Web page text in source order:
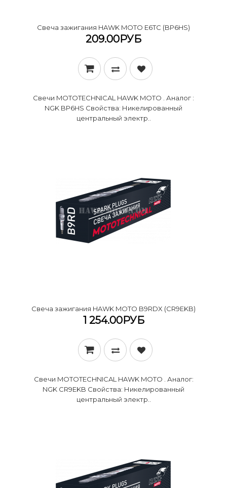
Cвеча зажигания HAWK MOTO E6TC (BP6HS)
209.00РУБ
Свечи MOTOTECHNICAL HAWK MOTO . Аналог :
NGK BP6HS Свойства: Никелированный
центральный электр..
Cвеча зажигания HAWK MOTO B9RDX (CR9EKB)
1 254.00РУБ
Свечи MOTOTECHNICAL HAWK MOTO . Аналог:
NGK CR9EKB Свойства: Никелированный
центральный электр..